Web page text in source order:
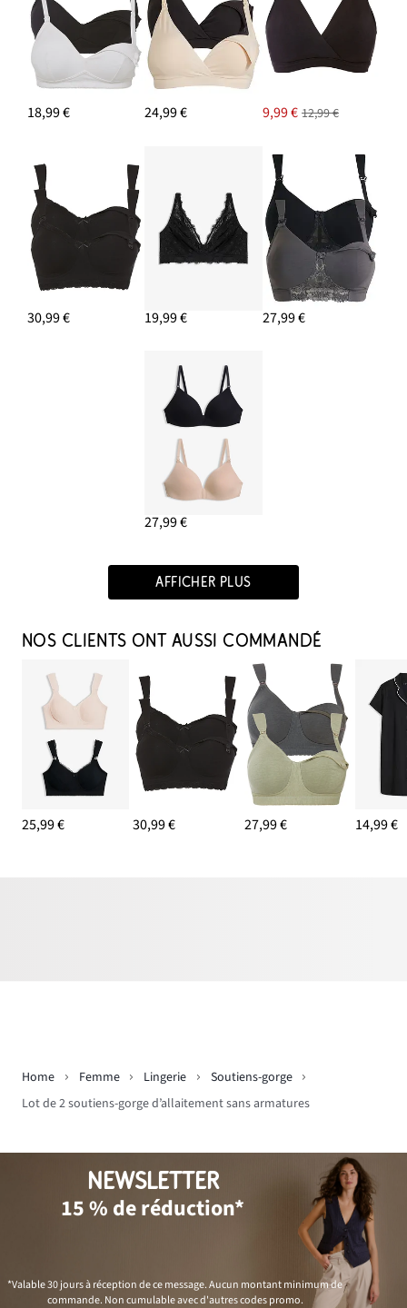
18,99 € 24,99 € 9,99 € 12,99 €
30,99 € 19,99 € 27,99 €
27,99 €
AFFICHER PLUS
NOS CLIENTS ONT AUSSI COMMANDÉ
25,99 € 30,99 € 27,99 € 14,99 €
Home Femme Lingerie
Soutiens-gorge
Lot de 2 soutiens-gorge d’allaitement sans armatures
NEWSLETTER
15 % de réduction*
*Valable 30 jours à réception de ce message. Aucun montant minimum de
commande. Non cumulable avec d'autres codes promo.